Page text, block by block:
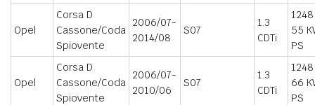
Opel
Corsa D
Cassone/Coda
Spiovente
2006/07-
2014/08
S07
1.3
CDTi
55
PS
Opel
Corsa D
Cassone/Coda
Spiovente
2006/07-
2010/06
S07
1.3
CDTi
66
PS